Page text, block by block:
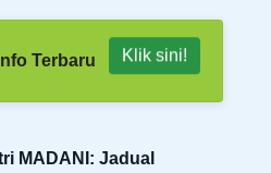
Terbaru Klik sini!
MADANI: Jadual